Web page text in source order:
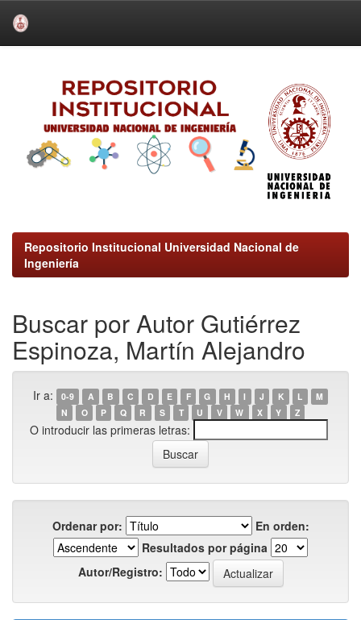
Repositorio Institucional Universidad Nacional de
Ingeniería
Buscar por Autor Gutiérrez
Espinoza, Martín Alejandro
Ir a: 0-9 A B C D E F G H I J K L
M
N
O P Q R S T U V W X Y Z
O introducir las primeras letras:
Ordenar por:
En orden:
Resultados por página
Autor/Registro: